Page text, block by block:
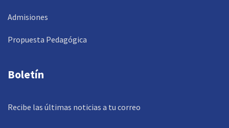
Admisiones
Propuesta Pedagógica
Boletín
Recibe las últimas noticias a tu correo